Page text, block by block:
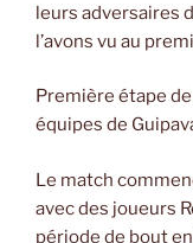
leurs adversaires
l’avons vu au
Première étape
équipes de
Le match
avec des joueurs
période de bout